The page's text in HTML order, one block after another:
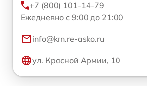
+7 (800) 101-14-79
Ежедневно с 9:00 до 21:00
info@krn.re-asko.ru
ул. Красной Армии, 10